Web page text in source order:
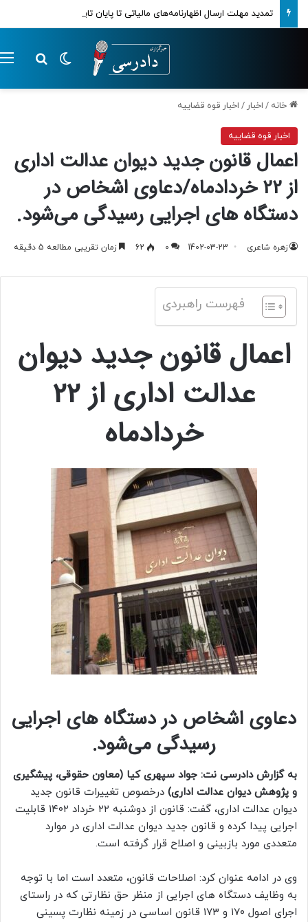
تمدید مهلت ارسال اظهارنامه‌های مالیاتی تا پایان تابستان 1405
تغییر پوسته
خانه / اخبار / اخبار قوه قضاییه
اخبار قوه قضاییه
اعمال قانون جدید دیوان عدالت اداری
از 22 خردادماه/دعاوی اشخاص در
دستگاه های اجرایی رسیدگی می‌شود.
زهره شاعری 1402-03-23
0
62 زمان تقریبی مطالعه 5 دقیقه
فهرست راهبردی
اعمال قانون جدید دیوان
عدالت اداری از 22
خردادماه
دعاوی اشخاص در دستگاه های اجرایی
رسیدگی می‌شود.
به گزارش دادرسی نت: جواد سپهری کیا (معاون حقوقی، پیشگیری
و پژوهش دیوان عدالت اداری) درخصوص تغییرات قانون جدید
دیوان عدالت اداری، گفت: قانون از دوشنبه ۲۲ خرداد ۱۴۰۲ قابلیت
اجرایی پیدا کرده و قانون جدید دیوان عدالت اداری در موارد
متعددی مورد بازبینی و اصلاح قرار گرفته است.
وی در ادامه عنوان کرد: اصلاحات قانون، متعدد است اما با توجه
به وظایف دستگاه های اجرایی از منظر حق نظارتی که در راستای
اجرای اصول ۱۷۰ و ۱۷۳ قانون اساسی در زمینه نظارت پسینی